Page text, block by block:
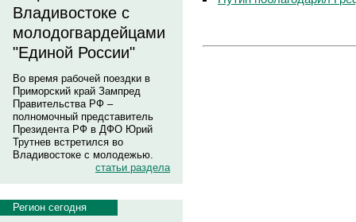
Владивостоке с
молодогвардейцами
"Единой России"
Во время рабочей поездки в
Приморский край Зампред
Правительства РФ –
полномочный представитель
Президента РФ в ДФО Юрий
Трутнев встретился во
Владивостоке с молодежью.
статьи раздела
Регион сегодня